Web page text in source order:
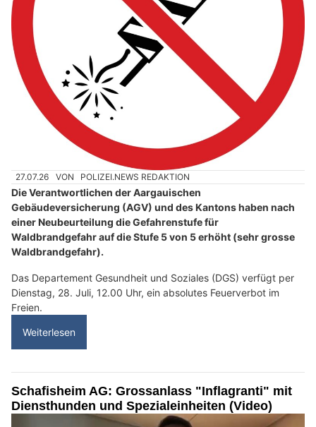
27.07.26 VON POLIZEI.NEWS REDAKTION
Die Verantwortlichen der Aargauischen
Gebäudeversicherung (AGV) und des Kantons haben nach
einer Neubeurteilung die Gefahrenstufe für
Waldbrandgefahr auf die Stufe 5 von 5 erhöht (sehr grosse
Waldbrandgefahr).
Das Departement Gesundheit und Soziales (DGS) verfügt per
Dienstag, 28. Juli, 12.00 Uhr, ein absolutes Feuerverbot im
Freien.
Weiterlesen
Schafisheim AG: Grossanlass "Inflagranti" mit
Diensthunden und Spezialeinheiten (Video)